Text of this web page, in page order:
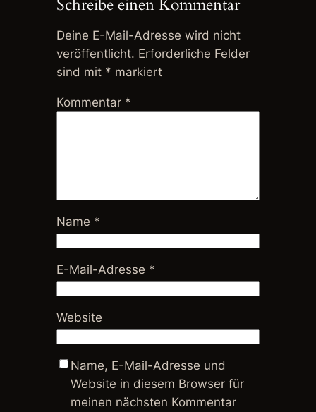
Schreibe einen Kommentar
Deine E-Mail-Adresse wird nicht
veröffentlicht. Erforderliche Felder
sind mit * markiert
Kommentar *
Name *
E-Mail-Adresse *
Website
Name, E-Mail-Adresse und
Website in diesem Browser für
meinen nächsten Kommentar